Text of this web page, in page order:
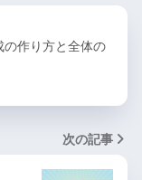
の作り方と全体の
次の記事